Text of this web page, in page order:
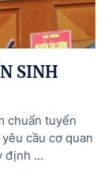
SINH
chuẩn tuyển
cầu cơ quan
định ...